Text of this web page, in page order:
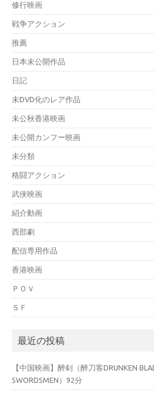
修行映画
戦争アクション
推薦
日本未公開作品
日記
未DVD化のレア作品
未公秋香港映画
未公開カンフー映画
未分類
格闘アクション
武侠映画
紹介動画
西部劇
配信専用作品
香港映画
ＰＯＶ
ＳＦ
最近の投稿
【中国映画】醉剣（醉刀客DRUNKEN
SWORDSMEN）92分